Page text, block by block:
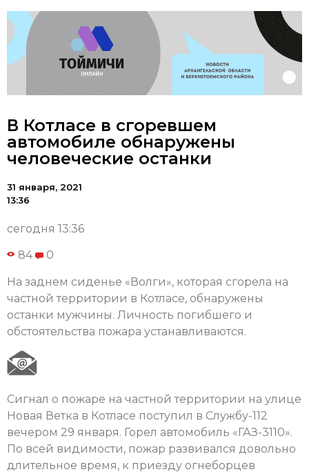
В Котласе в сгоревшем
автомобиле обнаружены
человеческие останки
31 января, 2021
13:36
сегодня 13:36
84 0
На заднем сиденье «Волги», которая сгорела на
частной территории в Котласе, обнаружены
останки мужчины. Личность погибшего и
обстоятельства пожара устанавливаются.
Сигнал о пожаре на частной территории на улице
Новая Ветка в Котласе поступил в Службу-112
вечером 29 января. Горел автомобиль «ГАЗ-3110».
По всей видимости, пожар развивался довольно
длительное время, к приезду огнеборцев